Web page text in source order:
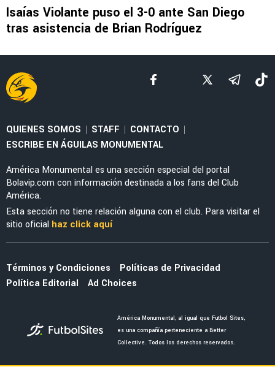
LEE TAMBIÉN
MERCADO
La salida de Brian del América abriría a dos
bombazos que pidió Guillermo Almada